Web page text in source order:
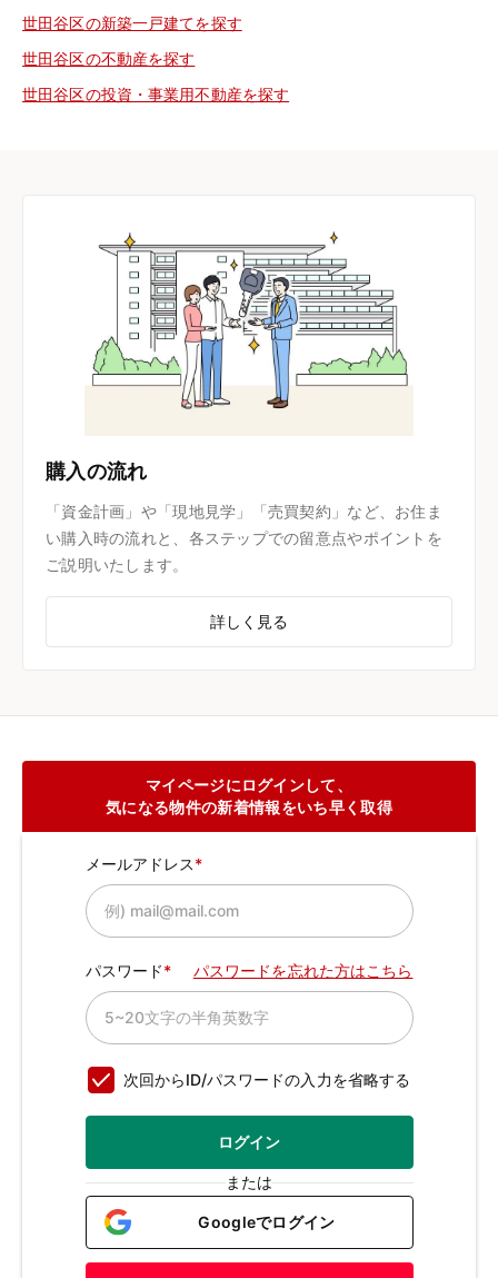
世田谷区の新築一戸建てを探す
世田谷区の不動産を探す
世田谷区の投資・事業用不動産を探す
購入の流れ
「資金計画」や「現地見学」「売買契約」など、お住ま
い購入時の流れと、各ステップでの留意点やポイントを
ご説明いたします。
詳しく見る
マイページにログインして、
気になる物件の新着情報をいち早く取得
メールアドレス
パスワード パスワードを忘れた方はこちら
次回からID/パスワードの入力を省略する
ログイン
または
Googleでログイン